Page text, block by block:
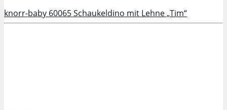
knorr-baby 60065 Schaukeldino mit Lehne „Tim“